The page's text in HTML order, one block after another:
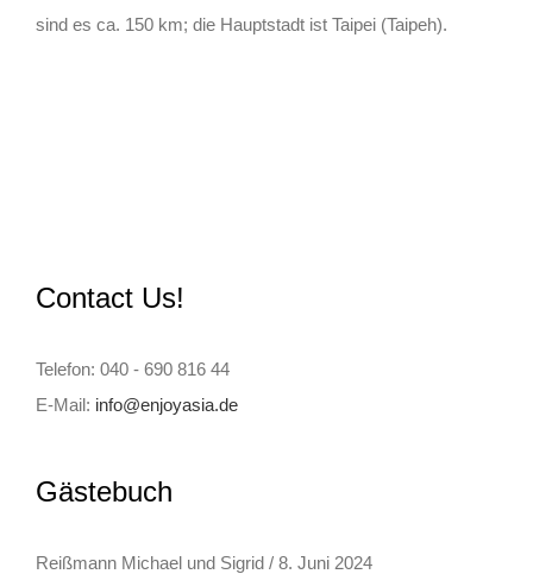
sind es ca. 150 km; die Hauptstadt ist Taipei (Taipeh).
Contact Us!
Telefon: 040 - 690 816 44
E-Mail: info@enjoyasia.de
Gästebuch
Reißmann Michael und Sigrid / 8. Juni 2024